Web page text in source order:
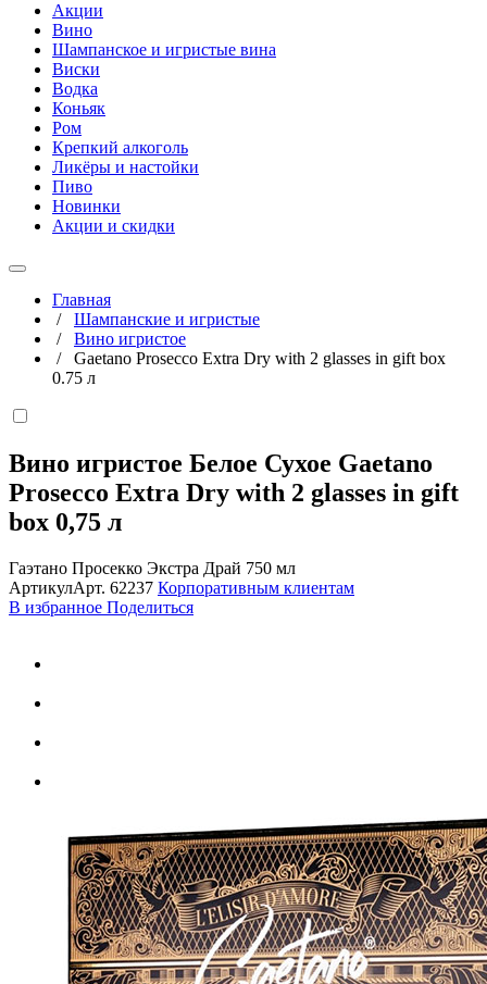
Акции
Вино
Шампанское и игристые вина
Виски
Водка
Коньяк
Ром
Крепкий алкоголь
Ликёры и настойки
Пиво
Новинки
Акции и скидки
Главная
/ Шампанские и игристые
/ Вино игристое
/ Gaetano Prosecco Extra Dry with 2 glasses in gift box
0.75 л
Вино игристое Белое Сухое Gaetano
Prosecco Extra Dry with 2 glasses in gift
box 0,75 л
Гаэтано Просекко Экстра Драй 750 мл
АртикулАрт. 62237 Корпоративным клиентам
В избранное Поделиться